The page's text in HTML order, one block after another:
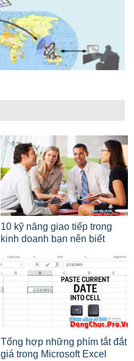
10 kỹ năng giao tiếp trong
kinh doanh bạn nên biết
Tổng hợp những phím tắt đắt
giá trong Microsoft Excel